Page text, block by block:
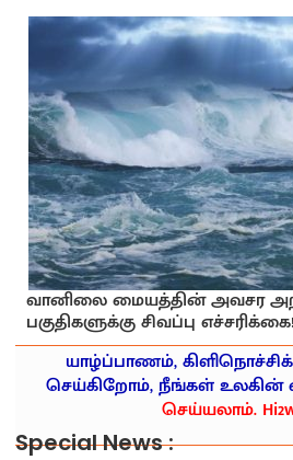
வானிலை மையத்தின் அவசர
பகுதிகளுக்கு சிவப்பு எச்சரிக்கை!
யாழ்ப்பாணம்,
செய்கிறோம், நீங்கள் உலகின்
செய்யலாம்.
Special News :